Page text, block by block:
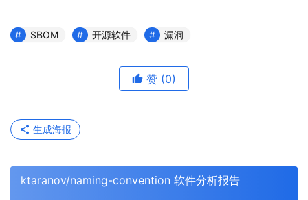
SBOM 开源软件 漏洞
赞 (0)
生成海报
ktaranov/naming-convention 软件分析报告